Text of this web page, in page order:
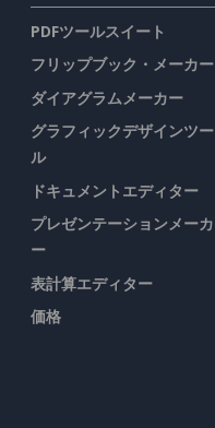
PDFツールスイート
フリップブック・メーカー
ダイアグラムメーカー
グラフィックデザインツー
ル
ドキュメントエディター
プレゼンテーションメーカ
ー
表計算エディター
価格